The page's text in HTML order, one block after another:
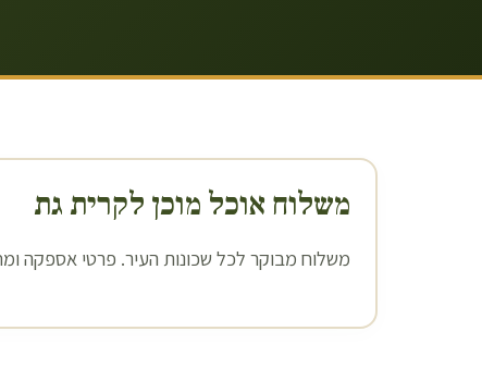
משלוח אוכל מוכן לקרית גת
משלוח מבוקר לכל שכונות העיר. פרטי אספקה